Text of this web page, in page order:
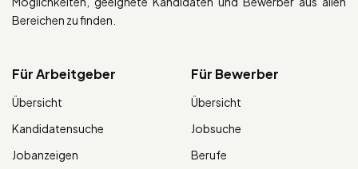
Bereichen zu finden.
Für Arbeitgeber
Übersicht
Kandidatensuche
Jobanzeigen
Für Bewerber
Übersicht
Jobsuche
Berufe